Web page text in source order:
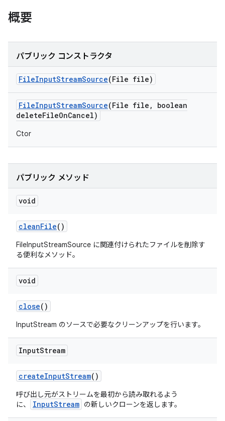
概要
パブリック コンストラクタ
FileInputStreamSource(File file)
FileInputStreamSource(File file ,
boolean
deleteFileOnCancel)
Ctor
パブリック メソッド
void
cleanFile()
FileInputStreamSource に関連付けられたファイルを削除す
る便利なメソッド。
void
close()
InputStream のソースで必要なクリーンアップを行います。
InputStream
createInputStream()
呼び出し元がストリームを最初から読み取れるよう
に、
InputStream の新しいクローンを返します。